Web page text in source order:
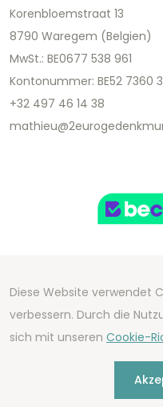
Korenbloemstraat 13
8790 Waregem (Belgien)
MwSt.: BE0677 538 961
Kontonummer: BE52 7360
+32 497 46 14 38
Copyright 2026
Development by
Diese Website verwendet
verbessern. Durch die
sich mit unseren Cookie-